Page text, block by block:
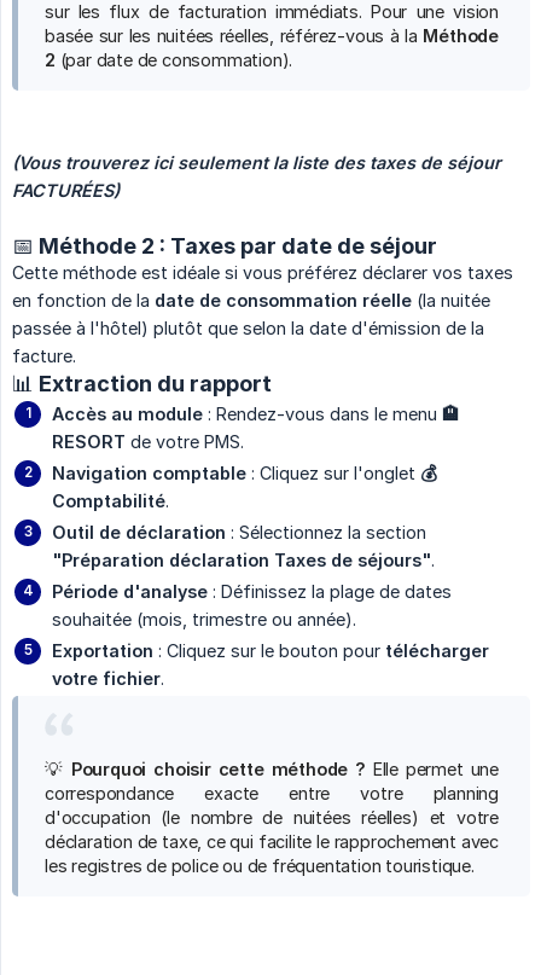
sur les flux de facturation immédiats. Pour une vision
basée sur les nuitées réelles, référez-vous à la Méthode
2 (par date de consommation).
(Vous trouverez ici seulement la liste des taxes de séjour
FACTURÉES)
📅 Méthode 2 : Taxes par date de séjour
Cette méthode est idéale si vous préférez déclarer vos taxes
en fonction de la date de consommation réelle (la nuitée
passée à l'hôtel) plutôt que selon la date d'émission de la
facture.
📊 Extraction du rapport
Accès au module : Rendez-vous dans le menu 🏨
RESORT de votre PMS.
Navigation comptable : Cliquez sur l'onglet 💰
Comptabilité.
Outil de déclaration : Sélectionnez la section
"Préparation déclaration Taxes de séjours".
Période d'analyse : Définissez la plage de dates
souhaitée (mois, trimestre ou année).
Exportation : Cliquez sur le bouton pour télécharger
votre fichier.
💡 Pourquoi choisir cette méthode ? Elle permet une
correspondance exacte entre votre planning
d'occupation (le nombre de nuitées réelles) et votre
déclaration de taxe, ce qui facilite le rapprochement avec
les registres de police ou de fréquentation touristique.